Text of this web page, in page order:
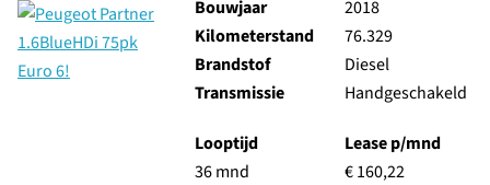
Bouwjaar
2018
Kilometerstand
76.329
Brandstof
Diesel
Transmissie
Handgeschakeld
Looptijd
36 mnd
Lease p/mnd
€ 160,22